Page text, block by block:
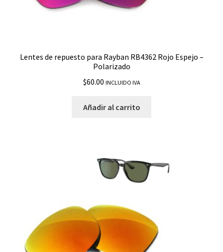
Lentes de repuesto para Rayban RB4362 Rojo Espejo –
Polarizado
$60.00 INCLUIDO IVA
Añadir al carrito